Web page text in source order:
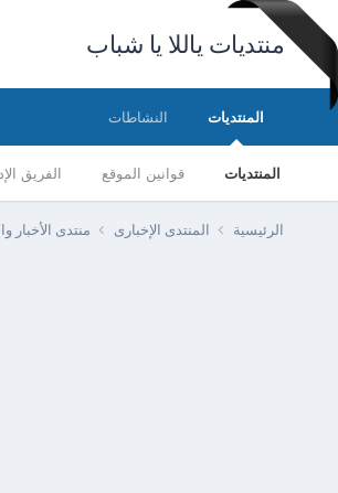
منتديات ياللا يا شباب
المنتديات
المنتديات قوانين الموقع الفريق
النشاطات
الرئيسية المنتدى الإخبارى منتدى الأخبار